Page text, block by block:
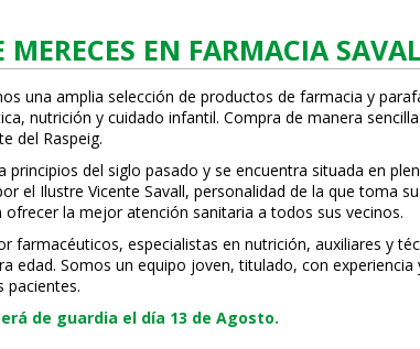
EN FARMACIA
una amplia selección de productos de farmacia y
nutrición y cuidado infantil. Compra de manera
del Raspeig.
principios del siglo pasado y se encuentra situada en
el Ilustre Vicente Savall, personalidad de la que toma
la mejor atención sanitaria a todos sus vecinos.
farmacéuticos, especialistas en nutrición, auxiliares y
edad. Somos un equipo joven, titulado, con
pacientes.
de guardia el día 13 de Agosto.